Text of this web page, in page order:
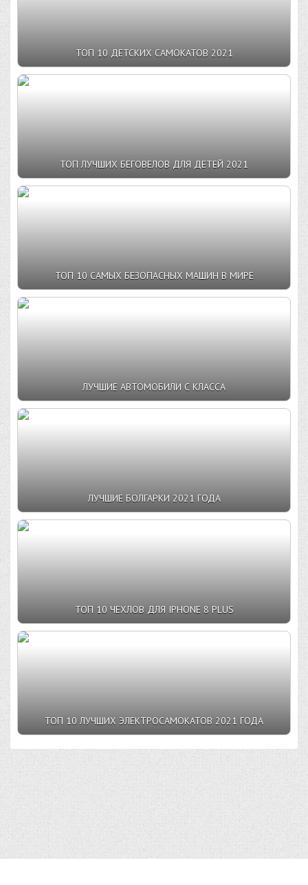
ТОП 10 ДЕТСКИХ САМОКАТОВ 2021
ТОП ЛУЧШИХ БЕГОВЕЛОВ ДЛЯ ДЕТЕЙ 2021
ТОП 10 САМЫХ БЕЗОПАСНЫХ МАШИН В МИРЕ
ЛУЧШИЕ АВТОМОБИЛИ С КЛАССА
ЛУЧШИЕ БОЛГАРКИ 2021 ГОДА
ТОП 10 ЧЕХЛОВ ДЛЯ IPHONE 8 PLUS
ТОП 10 ЛУЧШИХ ЭЛЕКТРОСАМОКАТОВ 2021 ГОДА